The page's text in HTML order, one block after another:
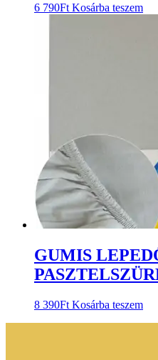
6 790Ft Kosárba teszem
GUMIS
8 390Ft Kosárba teszem